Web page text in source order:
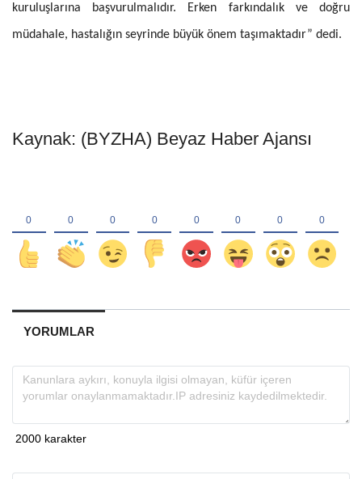
kuruluşlarına başvurulmalıdır. Erken farkındalık ve doğru
müdahale, hastalığın seyrinde büyük önem taşımaktadır” dedi.
Kaynak: (BYZHA) Beyaz Haber Ajansı
YORUMLAR